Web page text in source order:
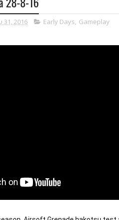
31, 2016 Early Days, Gameplay